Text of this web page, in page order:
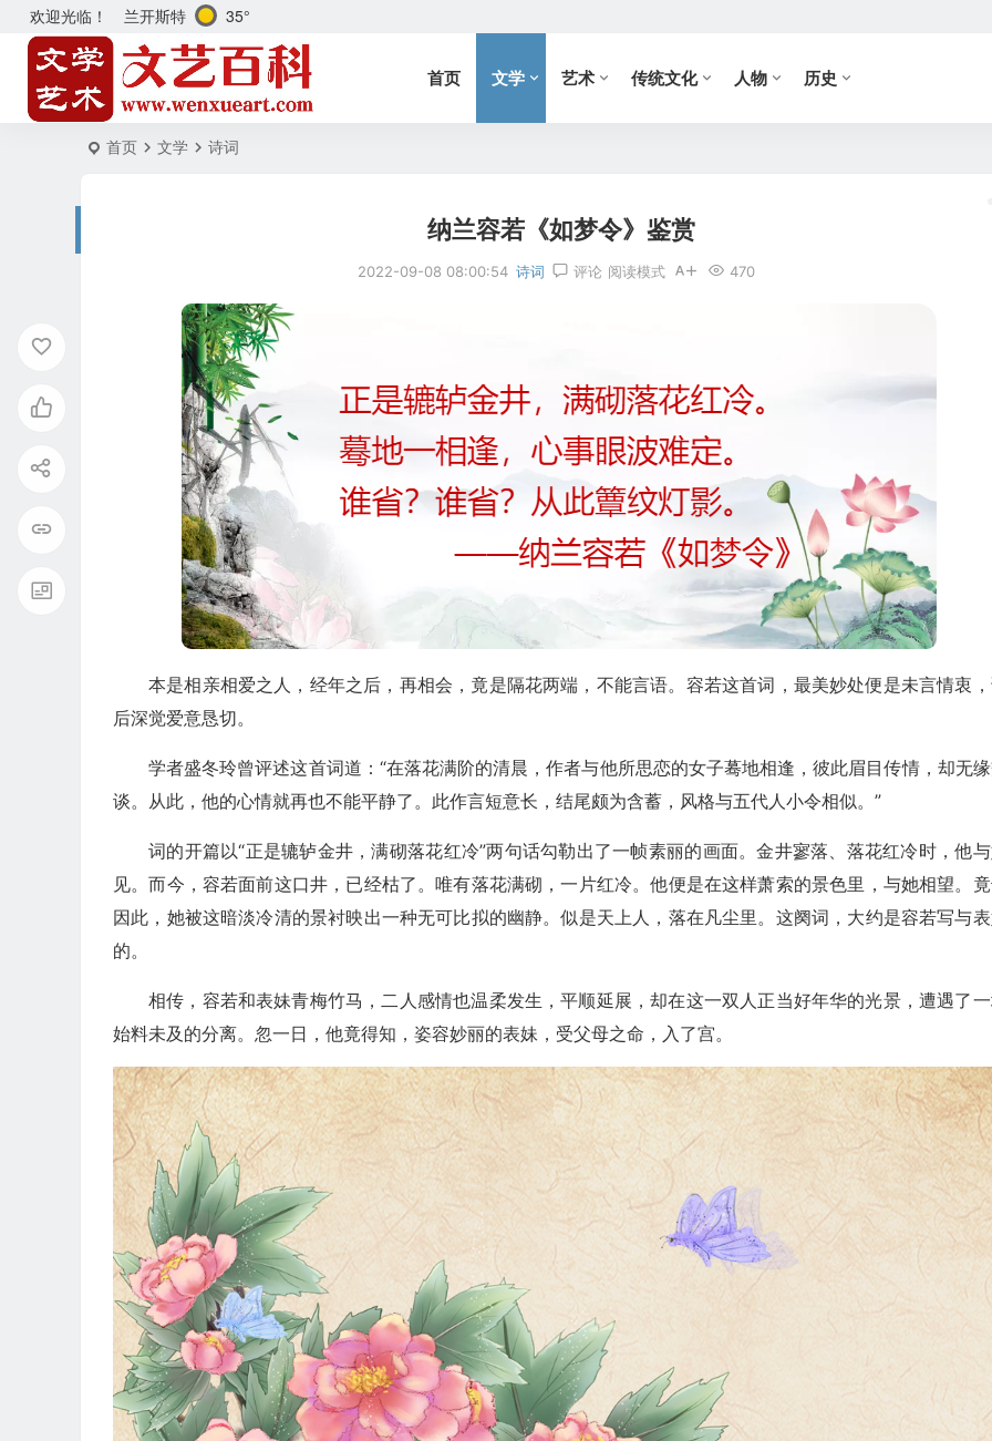
欢迎光临！ 兰开斯特 35°
首页 文学 艺术 传统文化 人物 历史
首页 文学 诗词
纳兰容若《如梦令》鉴赏
2022-09-08 08:00:54 诗词 评论 470
阅读模式
本是相亲相爱之人，经年之后，再相会，竟是隔花两端，不能言语。容若这首词，最美妙处便是未言情衷
后深觉爱意恳切。
学者盛冬玲曾评述这首词道：“在落花满阶的清晨，作者与他所思恋的女子蓦地相逢，彼此眉目传情，却无
谈。从此，他的心情就再也不能平静了。此作言短意长，结尾颇为含蓄，风格与五代人小令相似。”
词的开篇以“正是辘轳金井，满砌落花红冷”两句话勾勒出了一帧素丽的画面。金井寥落、落花红冷时，他
见。而今，容若面前这口井，已经枯了。唯有落花满砌，一片红冷。他便是在这样萧索的景色里，与她相望。
因此，她被这暗淡冷清的景衬映出一种无可比拟的幽静。似是天上人，落在凡尘里。这阕词，大约是容若写与
的。
相传，容若和表妹青梅竹马，二人感情也温柔发生，平顺延展，却在这一双人正当好年华的光景，遭遇了
始料未及的分离。忽一日，他竟得知，姿容妙丽的表妹，受父母之命，入了宫。